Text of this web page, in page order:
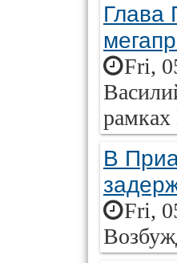
Глава
Fri,
рамках
В
Fri,